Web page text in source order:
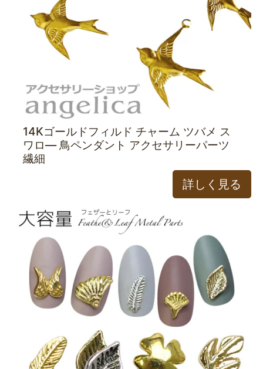
14Kゴールドフィルド チャーム ツバメ ス
ワロ— 鳥ペンダント アクセサリーパーツ
繊細
詳しく見る